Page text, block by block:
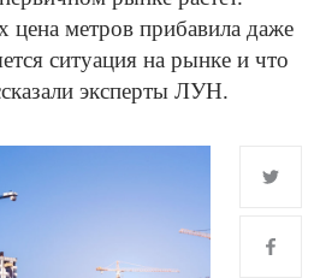
цена метров прибавила даже
ситуация на рынке и что
эксперты ЛУН.